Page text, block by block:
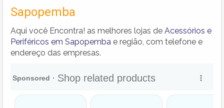
Sapopemba
Aqui você Encontra! as melhores lojas de Acessórios e
Periféricos em Sapopemba e região, com telefone e
endereço das empresas.